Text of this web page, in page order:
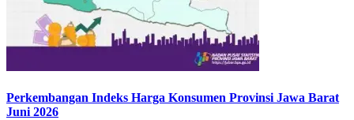
Perkembangan Indeks Harga Konsumen Provinsi Jawa Barat
Juni 2026